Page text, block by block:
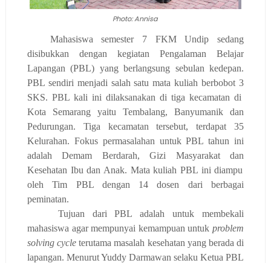
Photo: Annisa
Mahasiswa semester 7 FKM Undipsedang
disibukkan dengan kegiatanPengalaman Belajar
Lapangan (PBL) yang berlangsung sebulankedepan.
PBL sendiri menjadi salah satu mata kuliah berbobot 3
SKS. PBL kali ini dilaksanakan di tiga kecamatandi
Kota Semarang yaitu Tembalang, Banyumanik dan
Pedurungan. Tiga kecamatan tersebut, terdapat 35
Kelurahan. Fokus permasalahan untuk PBL tahun ini
adalah Demam Berdarah, Gizi Masyarakatdan
Kesehatan Ibu dan Anak. Mata kuliah PBL ini diampu
oleh Tim PBL dengan 14 dosen dari berbagai
peminatan.
Tujuan dari PBL adalah untuk membekali
mahasiswa agar mempunyai kemampuan untukproblem
solving cycle terutama masalah kesehatan yang berada di
lapangan. Menurut Yuddy Darmawan selaku Ketua PBL